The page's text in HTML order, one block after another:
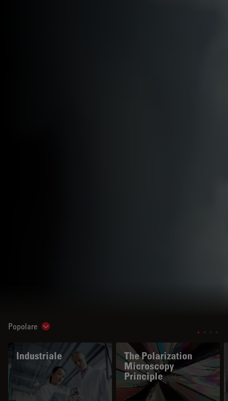
Popolare Show subnavigation
Industriale
The Polarization
Microscopy
Principle